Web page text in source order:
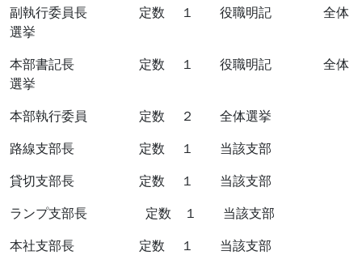
副執行委員長 定数 １ 役職明記 全体
選挙
本部書記長 定数 １ 役職明記 全体
選挙
本部執行委員 定数 ２ 全体選挙
路線支部長 定数 １ 当該支部
貸切支部長 定数 １ 当該支部
ランプ支部長 定数 １ 当該支部
本社支部長 定数 １ 当該支部